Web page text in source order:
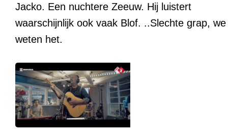
Jacko. Een nuchtere Zeeuw. Hij luistert
waarschijnlijk ook vaak Blof. ..Slechte grap, we
weten het.